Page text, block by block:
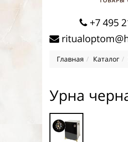
+7 495
Главная Каталог
Урна